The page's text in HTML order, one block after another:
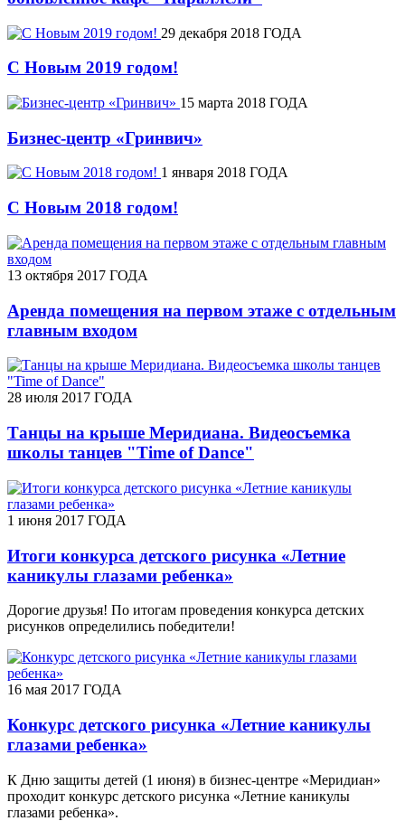
29 декабря 2018 ГОДА
С Новым 2019 годом!
15 марта 2018 ГОДА
Бизнес-центр «Гринвич»
1 января 2018 ГОДА
С Новым 2018 годом!
13 октября 2017 ГОДА
Аренда помещения на первом этаже с отдельным
главным входом
28 июля 2017 ГОДА
Танцы на крыше Меридиана. Видеосъемка
школы танцев "Time of Dance"
1 июня 2017 ГОДА
Итоги конкурса детского рисунка «Летние
каникулы глазами ребенка»
Дорогие друзья! По итогам проведения конкурса детских
рисунков определились победители!
16 мая 2017 ГОДА
Конкурс детского рисунка «Летние каникулы
глазами ребенка»
К Дню защиты детей (1 июня) в бизнес-центре «Меридиан»
проходит конкурс детского рисунка «Летние каникулы
глазами ребенка».